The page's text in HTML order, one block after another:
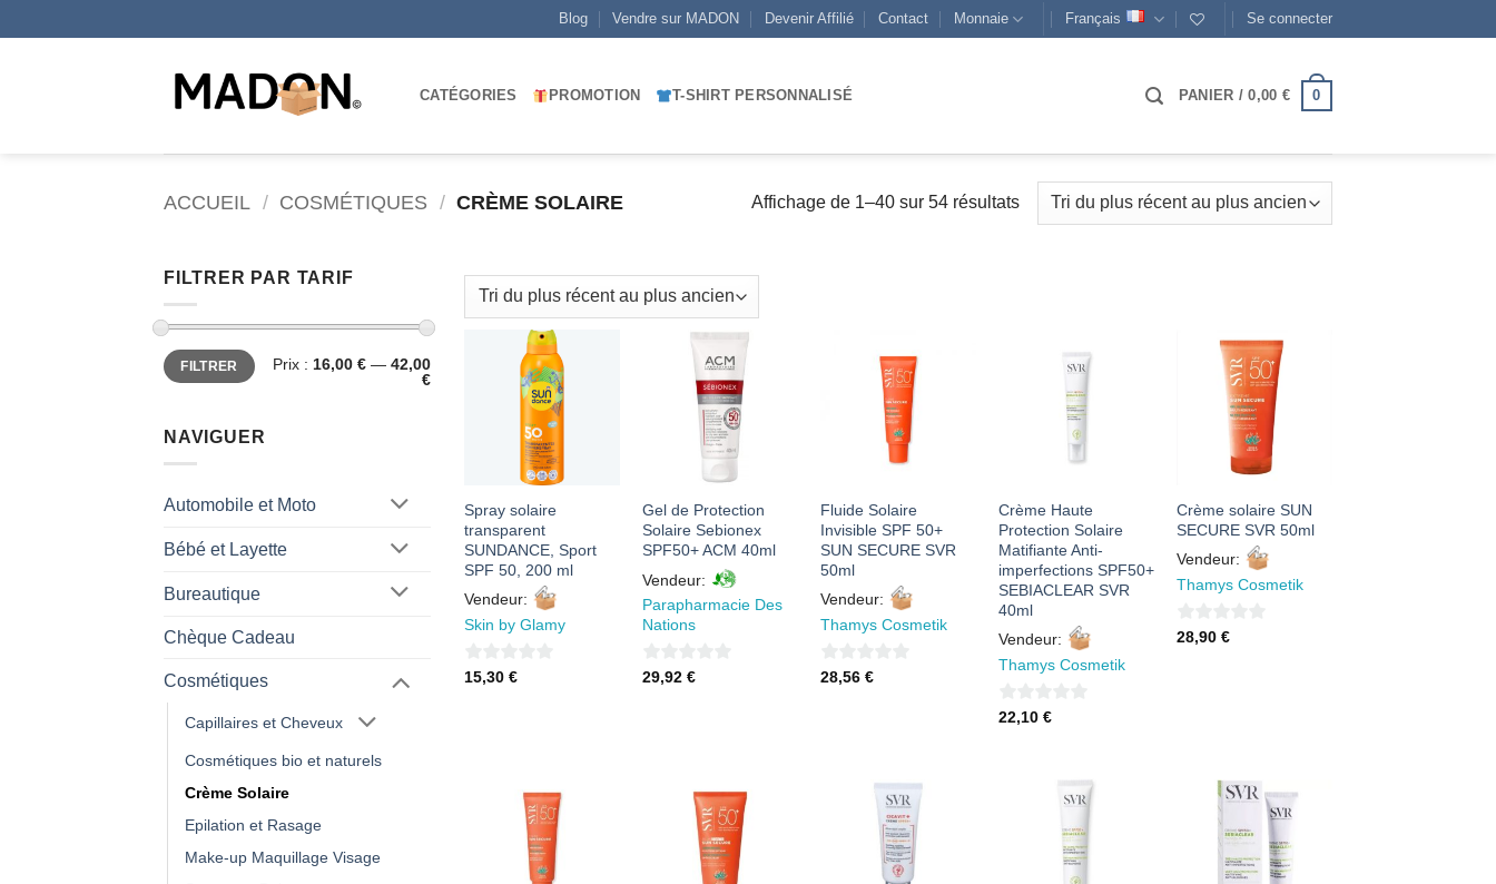
au
Blog Vendre sur MADON Devenir Affilié Contact Monnaie Français Se connecter
CATÉGORIES PROMOTION T-SHIRT PERSONNALISÉ PANIER /0,00 € 0
ACCUEIL / COSMÉTIQUES / CRÈME SOLAIRE Affichage de 1–40 sur 54 résultatsTrié
du
ancien
FILTRER PAR TARIF
Prix
min
Prix
maxFILTRER Prix : 16,00 € — 42,00
€
NAVIGUER
Automobile et Moto
Bébé et Layette
Bureautique
Chèque Cadeau
Cosmétiques
Capillaires et Cheveux
Cosmétiques bio et naturels
Crème Solaire
Epilation et Rasage
Make-up Maquillage Visage
AJOUTER
À MES
FAVORIS
Spray solaire
transparent
SUNDANCE, Sport
SPF 50, 200 ml
Vendeur:
Skin by Glamy
0
15,30 €
AJOUTER
À MES
FAVORIS
Gel de Protection
Solaire Sebionex
SPF50+ ACM 40ml
Vendeur:
Parapharmacie Des
Nations
0
29,92 €
AJOUTER
À MES
FAVORIS
Fluide Solaire
Invisible SPF 50+
SUN SECURE SVR
50ml
Vendeur:
Thamys Cosmetik
0
28,56 €
AJOUTER
À MES
FAVORIS
Crème Haute
Protection Solaire
Matifiante Anti-
imperfections SPF50+
SEBIACLEAR SVR
40ml
Vendeur:
Thamys Cosmetik
0
22,10 €
AJOUTER
À MES
FAVORIS
Crème solaire SUN
SECURE SVR 50ml
Vendeur:
Thamys Cosmetik
0
28,90 €
AJOUTER
À MES
FAVORIS
AJOUTER
À MES
FAVORIS
AJOUTER
À MES
FAVORIS
AJOUTER
À MES
AJOUTER
À MES
FAVORIS